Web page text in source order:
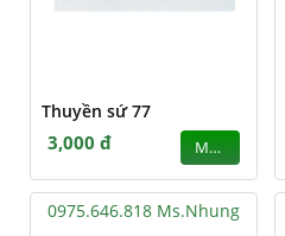
Thuyền sứ 77
3,000 đ MUA
0975.646.818 Ms.Nhung